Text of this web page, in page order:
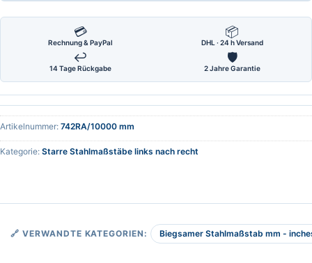
💳
Rechnung & PayPal
📦
DHL · 24 h Versand
↩
14 Tage Rückgabe
🛡
2 Jahre Garantie
Artikelnummer: 742RA/10000 mm
Kategorie: Starre Stahlmaßstäbe links nach recht
🔗 VERWANDTE KATEGORIEN: Biegsamer Stahlmaßstab mm -